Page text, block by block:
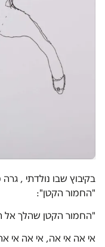
בקיבוץ שבו נולדתי ,
"החמור הקטן":
"החמור הקטן שהלך אל
אי אה אי אה, אי אה אי